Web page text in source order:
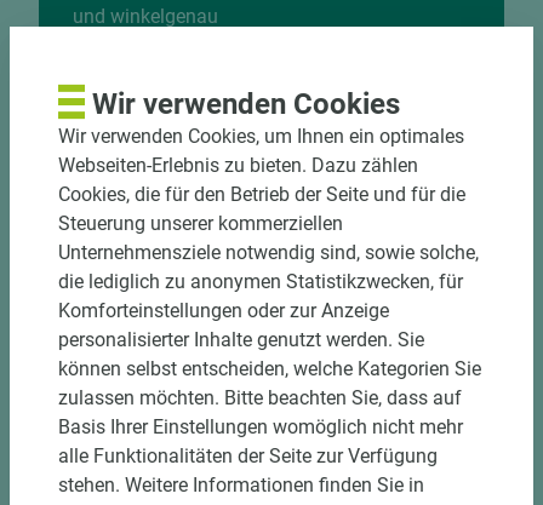
und winkelgenau
Einzelteiletikettierung auf Wunsch möglich
Materialschonende und kundengerechte
Verpackung der Fixmaße
Jetzt Zuschnitt anfragen
Wir verwenden Cookies
Wir verwenden Cookies, um Ihnen ein optimales
Webseiten-Erlebnis zu bieten. Dazu zählen
Cookies, die für den Betrieb der Seite und für die
Steuerung unserer kommerziellen
Unternehmensziele notwendig sind, sowie solche,
die lediglich zu anonymen Statistikzwecken, für
Komforteinstellungen oder zur Anzeige
personalisierter Inhalte genutzt werden. Sie
können selbst entscheiden, welche Kategorien Sie
zulassen möchten. Bitte beachten Sie, dass auf
Basis Ihrer Einstellungen womöglich nicht mehr
alle Funktionalitäten der Seite zur Verfügung
stehen. Weitere Informationen finden Sie in